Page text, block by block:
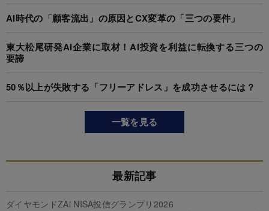
AI時代の「顧客流出」の原因とCX変革の「三つの要件」
東大松尾研発AI企業に取材！AI投資を利益に転換する三つの
要諦
50％以上が失敗する「フリーアドレス」を成功させるには？
一覧を見る
最新記事
ダイヤモンドZAi NISA投信グランプリ2026